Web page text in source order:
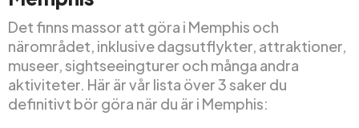
Det finns massor att göra i Memphis och
närområdet, inklusive dagsutflykter, attraktioner,
museer, sightseeingturer och många andra
aktiviteter. Här är vår lista över 3 saker du
definitivt bör göra när du är i Memphis: